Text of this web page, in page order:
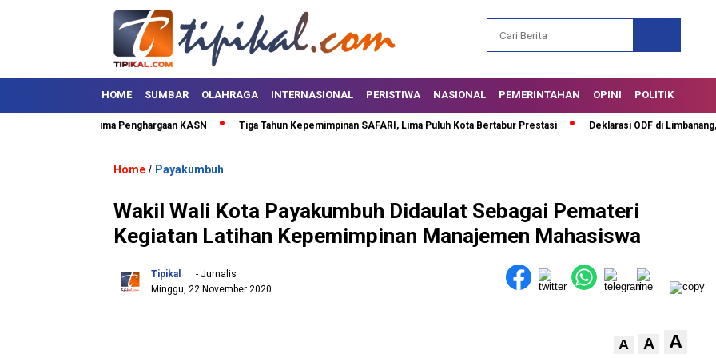
HOME SUMBAR OLAHRAGA INTERNASIONAL PERISTIWA NASIONAL PEMERINTAHAN OPINI POLITIK
Puluh Kota Terima Penghargaan KASN Tiga Tahun Kepemimpinan SAFARI, Lima Puluh Kota Bertabur Prestasi Deklarasi ODF di Limbanang,
Home / Payakumbuh
Wakil Wali Kota Payakumbuh Didaulat Sebagai Pemateri
Kegiatan Latihan Kepemimpinan Manajemen Mahasiswa
Tipikal
- Jurnalis
Minggu, 22 November 2020
A A A